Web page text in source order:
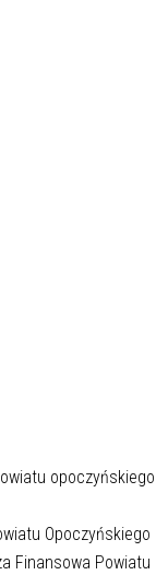
opoczyńskiego
Opoczyńskiego
Finansowa Powiatu